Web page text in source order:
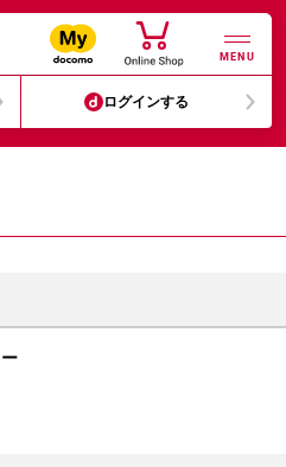
MENU
ログインする